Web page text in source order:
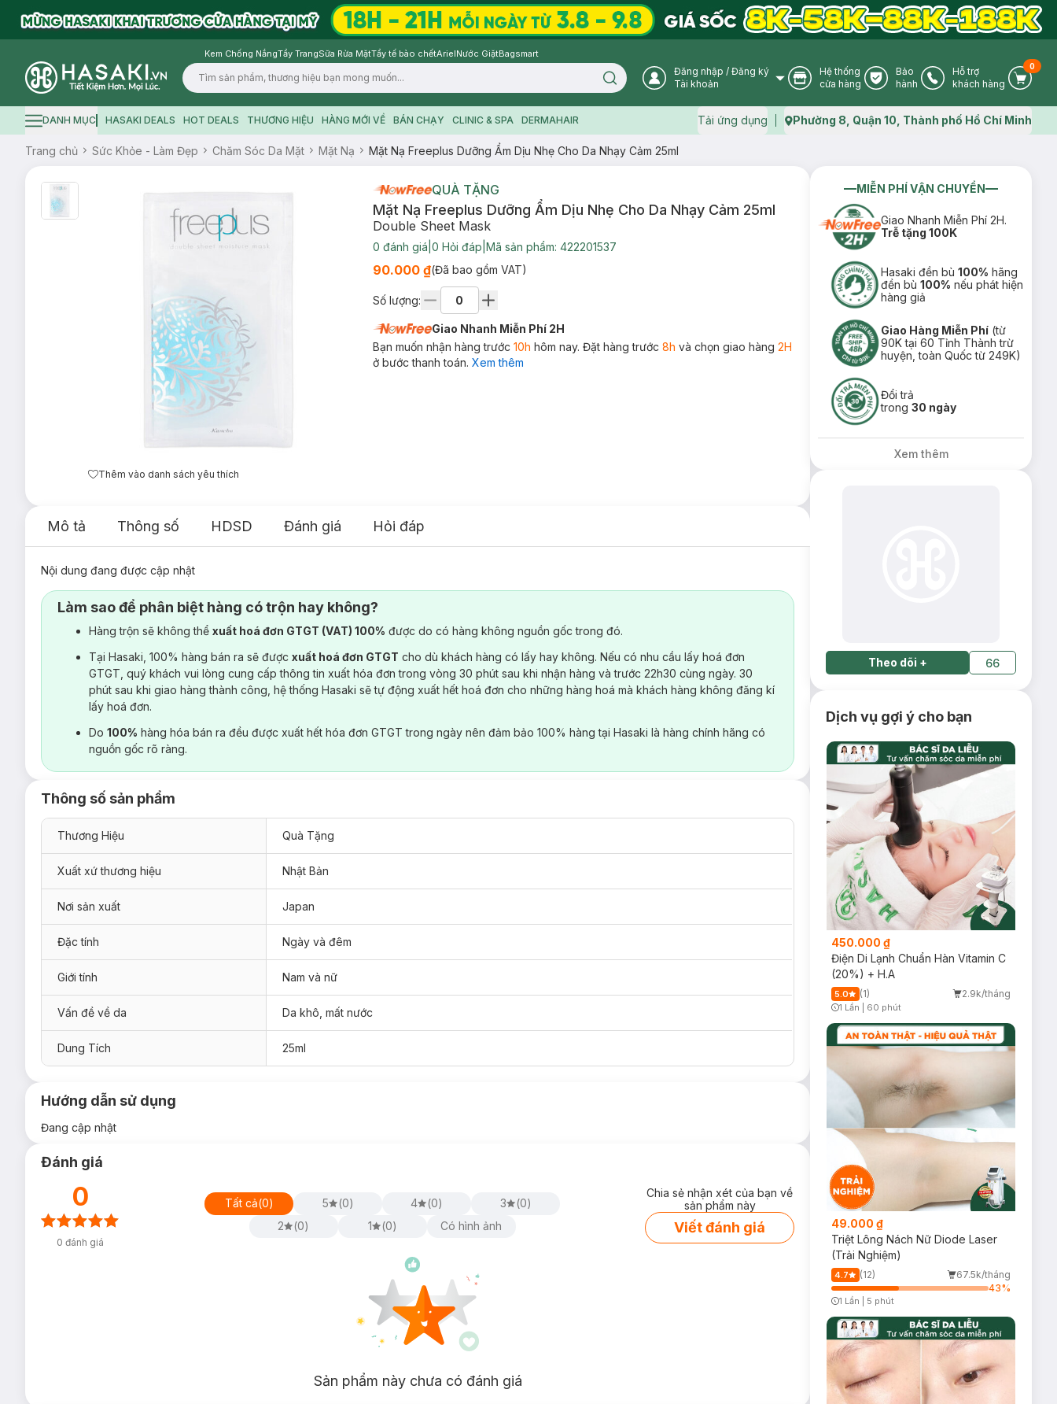
Kem Chống NắngTẩy TrangSữa Rửa MặtTẩy tế bào chếtArielNước GiặtBagsmart
Logo
Search icon User Icon
Đăng nhập / Đăng ký
Tài khoản
Store Icon
Hệ thống
cửa hàng
Warranty Icon
Bảo
hành
Phone Icon
Hỗ trợ
khách hàng
Cart
0
Hamburger icon
DANH MỤC HASAKI DEALS HOT DEALS THƯƠNG HIỆU HÀNG MỚI VỀ BÁN CHẠY CLINIC & SPA DERMAHAIR Tải ứng dụng Map icon
Phường 8, Quận 10, Thành phố Hồ Chí Minh
Trang chủ Sức Khỏe - Làm Đẹp Chăm Sóc Da Mặt Mặt Nạ Mặt Nạ Freeplus Dưỡng Ẩm Dịu Nhẹ Cho Da Nhạy Cảm 25ml
Thêm vào danh sách yêu thích
QUÀ TẶNG
Mặt Nạ Freeplus Dưỡng Ẩm Dịu Nhẹ Cho Da Nhạy Cảm 25ml
Double Sheet Mask
0 đánh giá 0 Hỏi đáp Mã sản phẩm: 422201537
90.000 ₫(Đã bao gồm VAT)
Số lượng:
Giao Nhanh Miễn Phí 2H
Bạn muốn nhận hàng trước 10h hôm nay. Đặt hàng trước 8h và chọn giao hàng 2H
ở bước thanh toán. Xem thêm
Mô tả Thông số HDSD Đánh giá Hỏi đáp
Nội dung đang được cập nhật
Làm sao để phân biệt hàng có trộn hay không?
Hàng trộn sẽ không thể xuất hoá đơn GTGT (VAT) 100% được do có hàng không nguồn gốc trong đó.
Tại Hasaki, 100% hàng bán ra sẽ được xuất hoá đơn GTGT cho dù khách hàng có lấy hay không. Nếu có nhu cầu lấy hoá đơn
GTGT, quý khách vui lòng cung cấp thông tin xuất hóa đơn trong vòng 30 phút sau khi nhận hàng và trước 22h30 cùng ngày. 30
phút sau khi giao hàng thành công, hệ thống Hasaki sẽ tự động xuất hết hoá đơn cho những hàng hoá mà khách hàng không đăng kí
lấy hoá đơn.
Do 100% hàng hóa bán ra đều được xuất hết hóa đơn GTGT trong ngày nên đảm bảo 100% hàng tại Hasaki là hàng chính hãng có
nguồn gốc rõ ràng.
Thông số sản phẩm
Thương Hiệu Quà Tặng
Xuất xứ thương hiệu Nhật Bản
Nơi sản xuất Japan
Đặc tính Ngày và đêm
Giới tính Nam và nữ
Vấn đề về da Da khô, mất nước
Dung Tích 25ml
Hướng dẫn sử dụng
Đang cập nhật
Đánh giá
0
0 đánh giá
Tất cả(0) 5 (0) 4 (0) 3 (0)
2
(0) 1 (0) Có hình ảnh
Chia sẻ nhận xét của bạn về
sản phẩm này
Viết đánh giá
Sản phẩm này chưa có đánh giá
MIỄN PHÍ VẬN CHUYỂN
Giao Nhanh Miễn Phí 2H.
Trễ tặng 100K
Hasaki đền bù100% hãng
đền bù100% nếu phát hiện
hàng giả
Giao Hàng Miễn Phí (từ
90K tại 60 Tỉnh Thành trừ
huyện, toàn Quốc từ 249K)
Đổi trả
trong30 ngày
Xem thêm
Theo dõi + 66
Dịch vụ gợi ý cho bạn
450.000 ₫
Điện Di Lạnh Chuẩn Hàn Vitamin C
(20%) + H.A
5.0 (1) 2.9k/tháng
Timer Gray Icon
1 Lần 60 phút
49.000 ₫
Triệt Lông Nách Nữ Diode Laser
(Trải Nghiệm)
4.7 (12)
67.5k/tháng
43%
1 Lần 5 phút